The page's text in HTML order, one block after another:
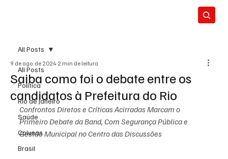
All Posts
Política
Rio de Janeiro
Saúde
Colunas
Brasil
All Posts
Saiba como foi o debate entre os
candidatos à Prefeitura do Rio
9 de ago. de 2024 2 min de leitura
Confrontos Diretos e Críticas Acirradas Marcam o
Primeiro Debate da Band, Com Segurança Pública e
Gestão Municipal no Centro das Discussões